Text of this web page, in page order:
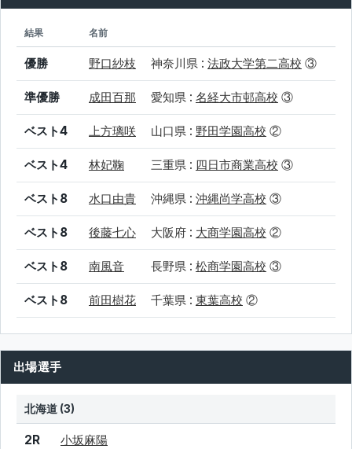
結果 シード
名前
優勝 野口紗枝 神奈川県 : 法政大学第二高校 ③
準優勝 成田百那 愛知県 : 名経大市邨高校 ③
ベスト4 上方璃咲 山口県 : 野田学園高校 ②
ベスト4 林妃鞠 三重県 : 四日市商業高校 ③
ベスト8 水口由貴 沖縄県 : 沖縄尚学高校 ③
ベスト8 後藤七心 大阪府 : 大商学園高校 ②
ベスト8 南風音 長野県 : 松商学園高校 ③
ベスト8 前田樹花 千葉県 : 東葉高校 ②
出場選手
北海道 (3)
結果 シード 選手名
2R 小坂麻陽